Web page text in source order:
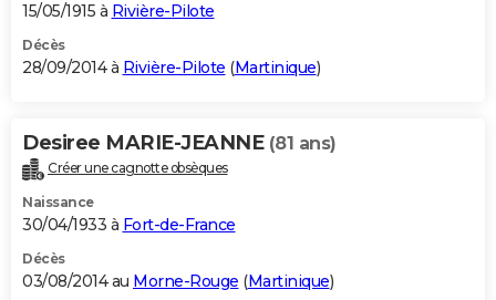
15/05/1915 à Rivière-Pilote
Décès
28/09/2014 à Rivière-Pilote (Martinique)
Desiree MARIE-JEANNE (81 ans)
Créer une cagnotte obsèques
Naissance
30/04/1933 à Fort-de-France
Décès
03/08/2014 au Morne-Rouge (Martinique)